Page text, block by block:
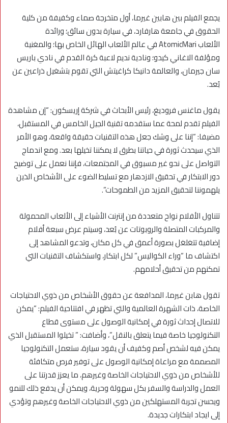
يجمع الفيلم بين هابين غيرما، أول متخرجة صماء وكفيفة من كلية
الحقوق في جامعة هارفارد، في سيارة بدون سائق؛ ورائدة
الألعاب AtomicMari في عالم الألعاب الهائل الخاص بها؛ والمغنية
ومؤلفة الاغاني كيدو؛ ونادية نديم لاعبة كرة القدم في نادي باريس
سان جيرمان، والعالمة دانيكا كراغيتش التي تقوم بتشغيل ذراعين عن
بُعد.
يقول ماغنس فروديغ، رئيس الأبحاث في شركة إريسكون: “إن مشاهدة
الفيلم تقدم لمحة عما ستقدمه تقنية الجيل الخامس في المستقبل،
مضيفا: “إننا على وشك جعل هذه التقنيات حقيقة واقعة، وهو الأمر
الذي سيحدث ثورة في حياتنا بطرق لا يمكننا تخيلها بعد. ومع اندماج
التواصل على نحو غير مسبوق في المجتمعات، فإننا نعمل على توضيح
دور الابتكار في تحقيق الازدهار مع تسليط الضوء على الأشخاص الذين
يلهموننا لتحقيق المزيد من الطموحات”.
تتناول الأفلام نواح متعددة من إنترنت الأشياء إلى الألعاب المحمولة
والمركبات المتصلة والروبوتات عن بُعد، وسيتم عرض سبعة أفلام
إضافية تتغلغل بصورة أعمق في كل مكان، وتدعو المشاهد إلى
اكتشاف ما “وراء الكواليس” لكل ابتكار، واستكشاف التقنيات التي
تمكنهم من تحقيق أحلامهم.
تقول هابن غيرما، المدافعة عن حقوق الأشخاص من ذوي الاحتياجات
الخاصة، ذات الشهرة العالمية والتي تظهر في افتتاحية الفيلم: “يمكن
للاتصال إحداث ثورة في إمكانية الوصول على مستوى قطاع
التكنولوجيا خاصة فيما يتعلق بالنقل”، وأضافت: ” تخيلوا المستقبل الذي
يمكن فيه لشخص أصم وكفيف أن يقود سيارة، ستعمل التكنولوجيا
المصممة مع مراعاة إمكانية الوصول على توفير فرص متكافئة
للأشخاص من ذوي الاحتياجات الخاصة وغيرهم، ما يعزز قدرتنا على
العمل والدراسة والسفر بكل سهولة وحرية، ويمكن أن يدفع ذلك للنمو
ويحسن تجربة المستهلكين من ذوي الاحتياجات الخاصة وغيرهم وتؤدي
إلى ايجاد ابتكارات جديدة.